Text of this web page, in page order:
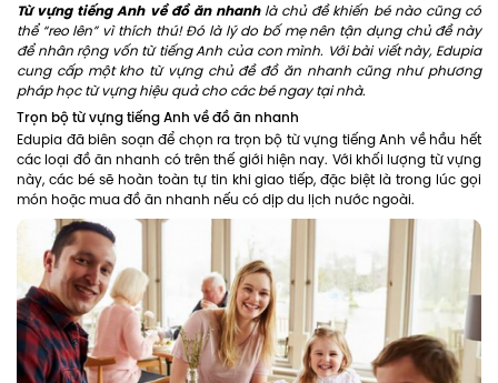
Từ vựng tiếng Anh về đồ ăn nhanhlà chủ đề khiến bé nào cũng có
thể “reo lên” vì thích thú! Đó là lý do bố mẹ nên tận dụng chủ đề này
để nhân rộng vốn từ tiếng Anh của con mình. Với bài viết này, Edupia
cung cấp một kho từ vựng chủ đề đồ ăn nhanh cũng như phương
pháp học từ vựng hiệu quả cho các bé ngay tại nhà.
Trọn bộ từ vựng tiếng Anh về đồ ăn nhanh
Edupia đã biên soạn để chọn ra trọn bộ từ vựng tiếng Anh về hầu hết
các loại đồ ăn nhanh có trên thế giới hiện nay. Với khối lượng từ vựng
này, các bé sẽ hoàn toàn tự tin khi giao tiếp, đặc biệt là trong lúc gọi
món hoặc mua đồ ăn nhanh nếu có dịp du lịch nước ngoài.